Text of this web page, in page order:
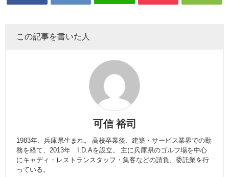
この記事を書いた人
可信 裕司
1983年、兵庫県生まれ。 高校卒業後、建築・サービス業界での勤
務を経て、2013年 I.D.Aを設立。 主に兵庫県のゴルフ場を中心
にキャディ・レストランスタッフ・集客などの請負、委託業を行
っている。